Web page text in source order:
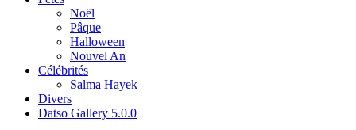
Noël
Pâque
Halloween
Nouvel An
Célébrités
Salma Hayek
Divers
Datso Gallery 5.0.0